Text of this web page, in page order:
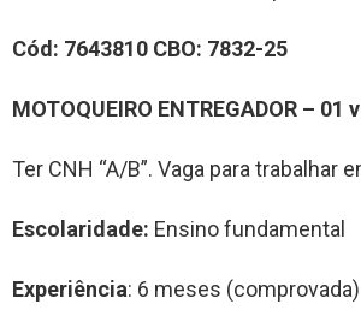
Cód: 7643810 CBO: 7832-25
MOTOQUEIRO ENTREGADOR – 01
Ter CNH “A/B”. Vaga para trabalhar
Escolaridade: Ensino fundamental
Experiência: 6 meses (comprovada)